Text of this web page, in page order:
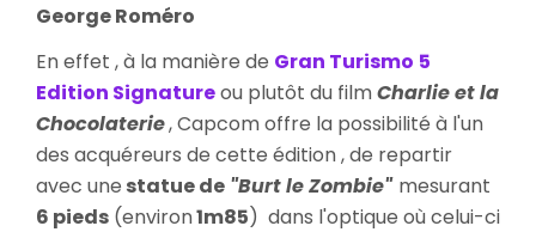
George Roméro
En effet , à la manière de Gran Turismo 5
Edition Signatureou plutôt du filmCharlie et la
Chocolaterie, Capcom offre la possibilité à l'un
des acquéreurs de cette édition , de repartir
avec une statue de "Burt le Zombie" mesurant
6 pieds (environ1m85) dans l'optique où celui-ci